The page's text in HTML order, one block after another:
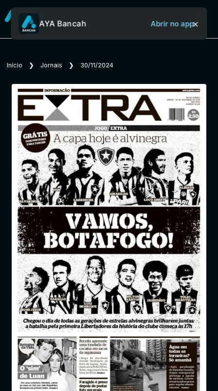
Sobre o Aya Bancah
Início
Revistas
Jornais
Entrar
AYA Bancah Abrir no app×
Início ❯ Jornais ❯ 30/11/2024